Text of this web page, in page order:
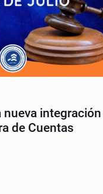
de Cuentas